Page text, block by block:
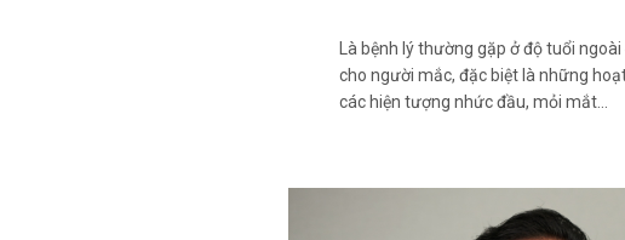
Là bệnh lý thường gặp ở độ tuổi
cho người mắc, đặc biệt là những
các hiện tượng nhức đầu, mỏi mắt…